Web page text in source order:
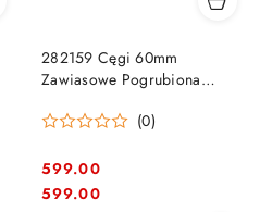
282159 Cęgi 60mm
Zawiasowe Pogrubiona
(0)
Cena:
599.00
Cena:
599.00